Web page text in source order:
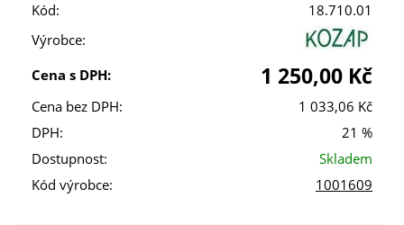
Kód:
18.710.01
Výrobce:
Cena s DPH:
1 250,00 Kč
Cena bez DPH:
1 033,06 Kč
DPH:
21 %
Dostupnost:
Skladem
Kód výrobce:
1001609